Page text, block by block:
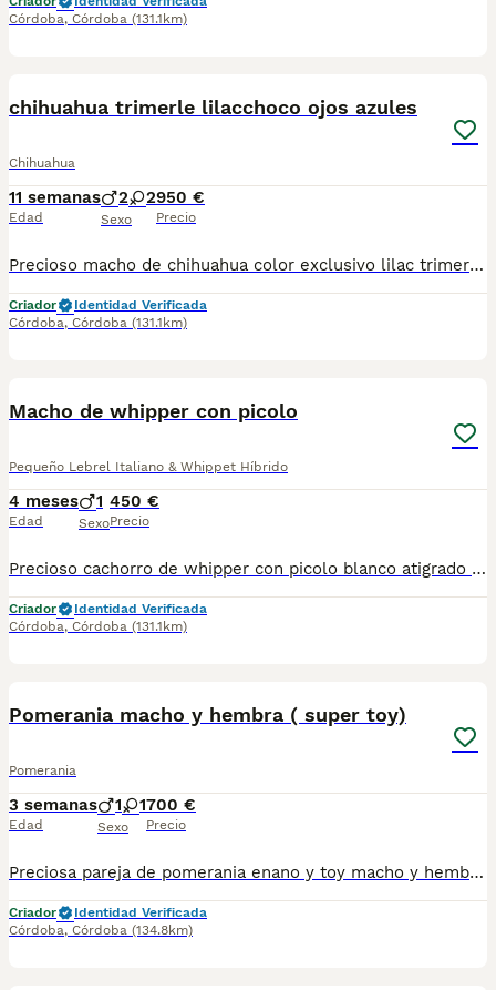
Córdoba, Córdoba (131.1km)
chihuahua trimerle lilacchoco ojos azules
Chihuahua
11 semanas
Edad
2 2
Sexo
950 €
Precio
Precioso macho de chihuahua color exclusivo lilac trimerle chocolate. Solo queda un macho trimerle lilac Se entrega con vacuna desparasitados y con cartilla veterinaria y contrato de compraventa criados en familia con niños y gatos . Chip incluido y IVA en el precio. Criados con mucho amor y cariño 🚨Recogida en Córdoba 🚨
Criador
Identidad Verificada
Córdoba, Córdoba (131.1km)
Macho de whipper con picolo
Pequeño Lebrel Italiano & Whippet Híbrido
4 meses
Edad
1
Sexo
450 €
Precio
Precioso cachorro de whipper con picolo blanco atigrado vacunado y desparacitados con cartilla veterinaria y contrato de compraventa recogida en Córdoba se puede enviar pero prefiero que vengan a por el el chip son 70€ más
Criador
Identidad Verificada
Córdoba, Córdoba (131.1km)
Pomerania macho y hembra ( super toy)
Pomerania
3 semanas
Edad
1 1
Sexo
700 €
Precio
Preciosa pareja de pomerania enano y toy macho y hembra se entrega con vacuna desparasitados y con cartilla veterinaria y contrato de compraventa y revisión veterinaria y certificado de salud 700€ más 65€ del chip ( opcional) el macho. la hembra 850€
Criador
Identidad Verificada
Córdoba, Córdoba (134.8km)